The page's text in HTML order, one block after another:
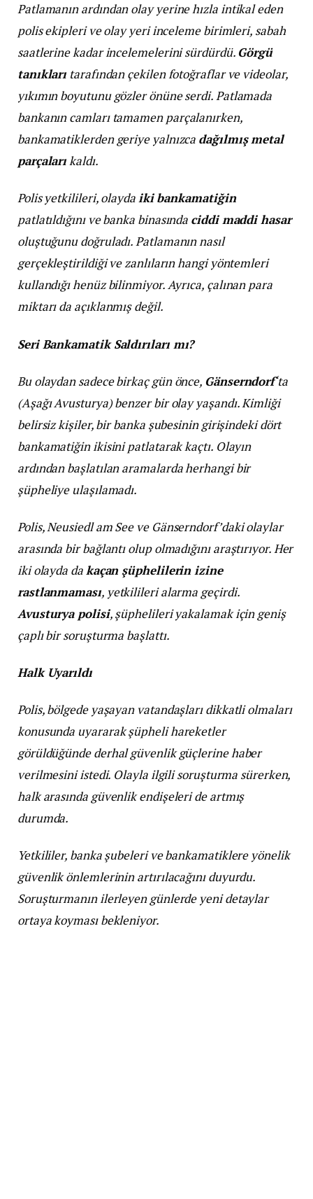
Patlamanın ardından olay yerine hızla intikal eden
polis ekipleri ve olay yeri inceleme birimleri, sabah
saatlerine kadar incelemelerini sürdürdü. Görgü
tanıklarıtarafından çekilen fotoğraflar ve videolar,
yıkımın boyutunu gözler önüne serdi. Patlamada
bankanın camları tamamen parçalanırken,
bankamatiklerden geriye yalnızca dağılmış metal
parçalarıkaldı.
Polis yetkilileri, olaydaiki bankamatiğin
patlatıldığını ve banka binasında ciddi maddi hasar
oluştuğunu doğruladı. Patlamanın nasıl
gerçekleştirildiği ve zanlıların hangi yöntemleri
kullandığı henüz bilinmiyor. Ayrıca, çalınan para
miktarı da açıklanmış değil.
Seri Bankamatik Saldırıları mı?
Bu olaydan sadece birkaç gün önce, Gänserndorf‘ta
(Aşağı Avusturya) benzer bir olay yaşandı. Kimliği
belirsiz kişiler, bir banka şubesinin girişindeki dört
bankamatiğin ikisini patlatarak kaçtı. Olayın
ardından başlatılan aramalarda herhangi bir
şüpheliye ulaşılamadı.
Polis, Neusiedl am See ve Gänserndorf’daki olaylar
arasında bir bağlantı olup olmadığını araştırıyor. Her
iki olayda dakaçan şüphelilerin izine
rastlanmaması, yetkilileri alarma geçirdi.
Avusturya polisi, şüphelileri yakalamak için geniş
çaplı bir soruşturma başlattı.
Halk Uyarıldı
Polis, bölgede yaşayan vatandaşları dikkatli olmaları
konusunda uyararak şüpheli hareketler
görüldüğünde derhal güvenlik güçlerine haber
verilmesini istedi. Olayla ilgili soruşturma sürerken,
halk arasında güvenlik endişeleri de artmış
durumda.
Yetkililer, banka şubeleri ve bankamatiklere yönelik
güvenlik önlemlerinin artırılacağını duyurdu.
Soruşturmanın ilerleyen günlerde yeni detaylar
ortaya koyması bekleniyor.